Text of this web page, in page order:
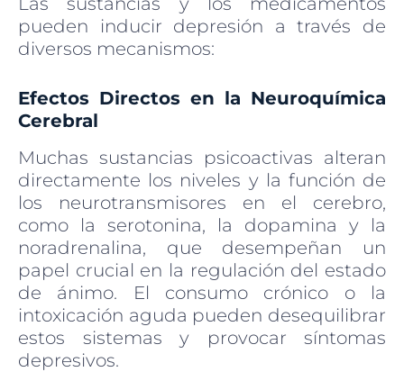
pueden inducir depresión a través de
diversos mecanismos:
Efectos Directos en la Neuroquímica
Cerebral
Muchas sustancias psicoactivas alteran
directamente los niveles y la función de
los neurotransmisores en el cerebro,
como la serotonina, la dopamina y la
noradrenalina, que desempeñan un
papel crucial en la regulación del estado
de ánimo. El consumo crónico o la
intoxicación aguda pueden desequilibrar
estos sistemas y provocar síntomas
depresivos.